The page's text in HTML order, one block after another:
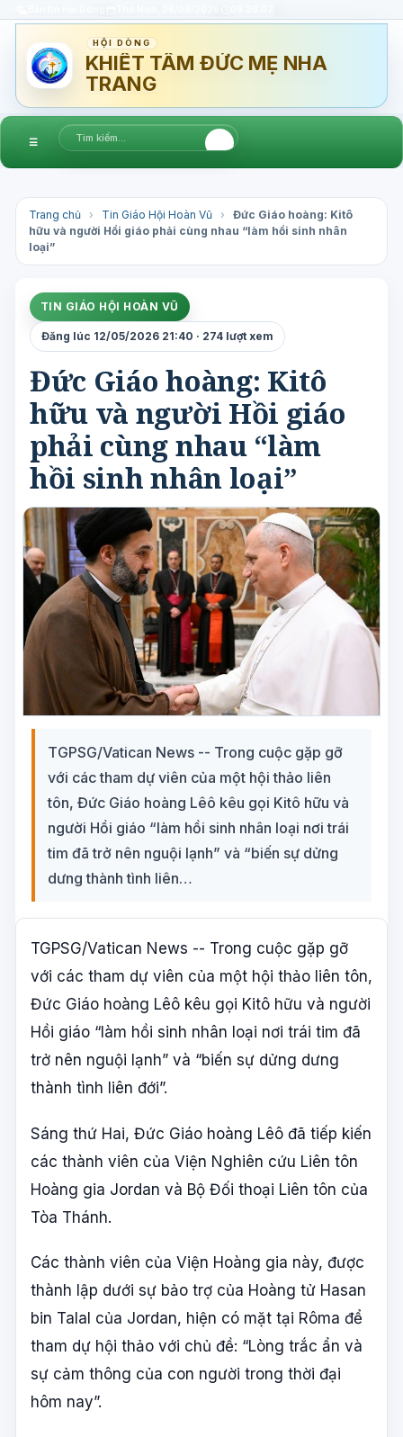
HỘI DÒNG
KHIẾT TÂM ĐỨC MẸ NHA
TRANG
☰
Trang chủ › Tin Giáo Hội Hoàn Vũ ›
Đức Giáo hoàng: Kitô
hữu và người Hồi giáo phải cùng nhau “làm hồi sinh nhân
loại”
TIN GIÁO HỘI HOÀN VŨ
Đăng lúc 12/05/2026 21:40 · 274 lượt xem
Đức Giáo hoàng: Kitô
hữu và người Hồi giáo
phải cùng nhau “làm
hồi sinh nhân loại”
TGPSG/Vatican News -- Trong cuộc gặp gỡ
với các tham dự viên của một hội thảo liên
tôn, Đức Giáo hoàng Lêô kêu gọi Kitô hữu và
người Hồi giáo “làm hồi sinh nhân loại nơi trái
tim đã trở nên nguội lạnh” và “biến sự dửng
dưng thành tình liên…
TGPSG/Vatican News -- Trong cuộc gặp gỡ
với các tham dự viên của một hội thảo liên tôn,
Đức Giáo hoàng Lêô kêu gọi Kitô hữu và người
Hồi giáo “làm hồi sinh nhân loại nơi trái tim đã
trở nên nguội lạnh” và “biến sự dửng dưng
thành tình liên đới”.
Sáng thứ Hai, Đức Giáo hoàng Lêô đã tiếp kiến
các thành viên của Viện Nghiên cứu Liên tôn
Hoàng gia Jordan và Bộ Đối thoại Liên tôn của
Tòa Thánh.
Các thành viên của Viện Hoàng gia này, được
thành lập dưới sự bảo trợ của Hoàng tử Hasan
bin Talal của Jordan, hiện có mặt tại Rôma để
tham dự hội thảo với chủ đề: “Lòng trắc ẩn và
sự cảm thông của con người trong thời đại
hôm nay”.